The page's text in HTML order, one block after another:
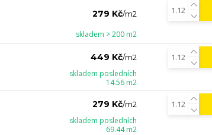
279 Kč/m2
skladem > 200 m2
449 Kč/m2
skladem posledních
14.56 m2
279 Kč/m2
skladem posledních
69.44 m2